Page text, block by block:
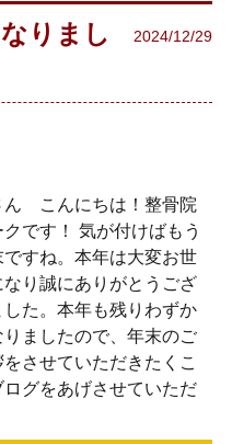
りまし
2024/12/29
ん こんにちは！整骨院
クです！ 気が付けばもう
ですね。本年は大変お世
なり誠にありがとうござ
した。本年も残りわずか
りましたので、年末のご
をさせていただきたくこ
ログをあげさせていただ